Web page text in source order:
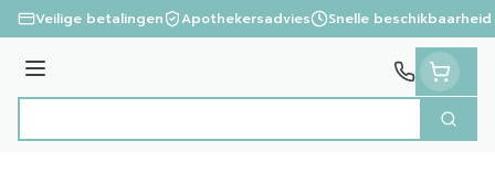
Ga naar de inhoud
Veilige betalingen Apothekersadvies Snelle beschikbaarheid
Menu
Zoek